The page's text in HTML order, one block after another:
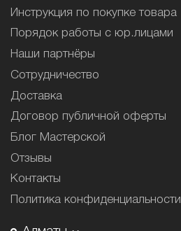
Инструкция по покупке товара
Порядок работы с юр.лицами
Наши партнёры
Сотрудничество
Доставка
Договор публичной оферты
Блог Мастерской
Отзывы
Контакты
Политика конфиденциальности